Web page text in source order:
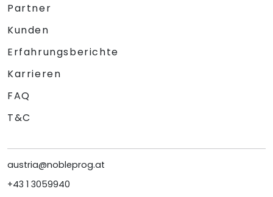
Partner
Kunden
Erfahrungsberichte
Karrieren
FAQ
T&C
austria@nobleprog.at
+43 1 3059940